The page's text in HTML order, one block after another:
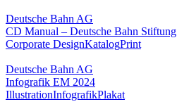
Deutsche Bahn AG
CD Manual – Deutsche Bahn Stiftung
Corporate DesignKatalogPrint
Deutsche Bahn AG
Infografik EM 2024
IllustrationInfografikPlakat